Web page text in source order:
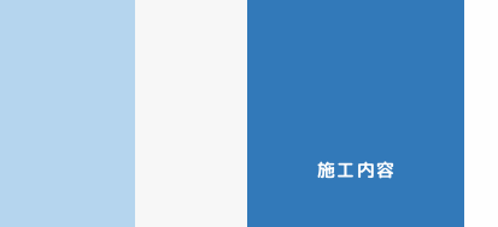
施工内容